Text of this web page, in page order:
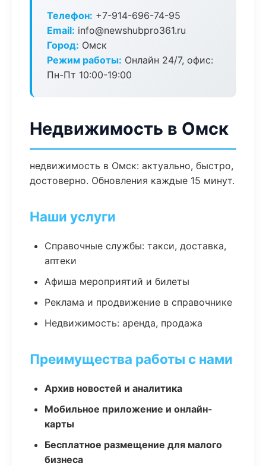
Телефон: +7-914-696-74-95
Email: info@newshubpro361.ru
Город: Омск
Режим работы: Онлайн 24/7, офис:
Пн-Пт 10:00-19:00
Недвижимость в Омск
недвижимость в Омск: актуально, быстро,
достоверно. Обновления каждые 15 минут.
Наши услуги
Справочные службы: такси, доставка,
аптеки
Афиша мероприятий и билеты
Реклама и продвижение в справочнике
Недвижимость: аренда, продажа
Преимущества работы с нами
Архив новостей и аналитика
Мобильное приложение и онлайн-
карты
Бесплатное размещение для малого
бизнеса